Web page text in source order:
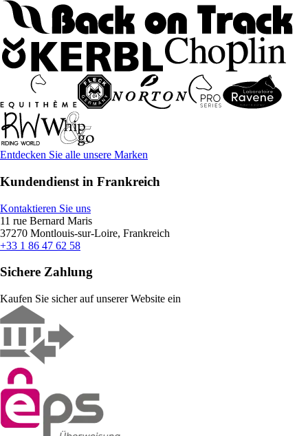
Entdecken Sie alle unsere Marken
Kundendienst in Frankreich
Kontaktieren Sie uns
11 rue Bernard Maris
37270 Montlouis-sur-Loire, Frankreich
+33 1 86 47 62 58
Sichere Zahlung
Kaufen Sie sicher auf unserer Website ein